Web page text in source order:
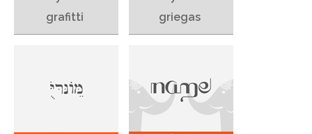
grafitti
griegas